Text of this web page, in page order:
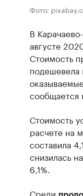
Фото:
В
августе
Стоимость
подешевела
сообщается
Стоимость
расчете на
составила
снизилась
6,1%.
Среди